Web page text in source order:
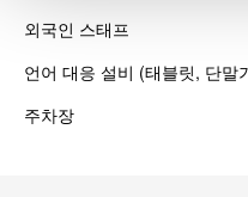
외국인 스태프
언어 대응 설비 (태블릿, 단말
주차장